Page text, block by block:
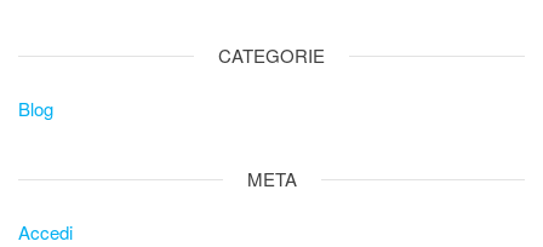
CATEGORIE
Blog
META
Accedi